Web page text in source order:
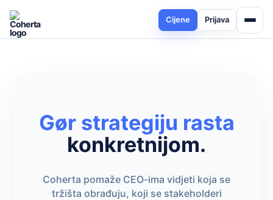
Cijene Prijava
Gør strategiju rasta
konkretnijom.
Coherta pomaže CEO-ima vidjeti koja se
tržišta obrađuju, koji se stakeholderi